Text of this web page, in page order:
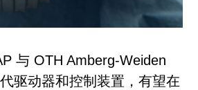
与 OTH Amberg-Weiden
驱动器和控制装置，有望在